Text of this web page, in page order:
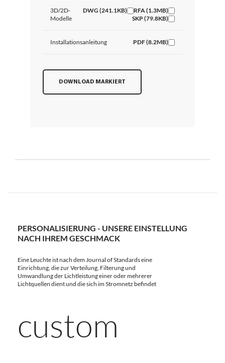
3D/2D-
Modelle
DWG (241.1KB)
RFA (1.3MB)
SKP (79.8KB)
Installationsanleitung PDF (8.2MB)
DOWNLOAD MARKIERT
PERSONALISIERUNG - UNSERE EINSTELLUNG
NACH IHREM GESCHMACK
Eine Leuchte ist nach dem Journal of Standards eine
Einrichtung, die zur Verteilung, Filterung und
Umwandlung der Lichtleistung einer oder mehrerer
Lichtquellen dient und die sich im Stromnetz befindet
custom